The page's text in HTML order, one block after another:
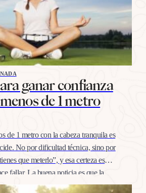
ganar confianza
de 1 metro
de 1 metro con la cabeza tranquila es
No por dificultad técnica, sino por
que meterlo”, y esa certeza es
fallar. La buena noticia es que la
se entrena igual que cualquier